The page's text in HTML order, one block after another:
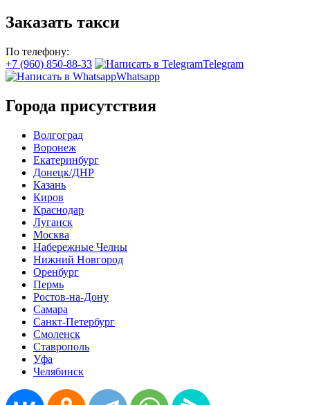
Заказать такси
По телефону:
+7 (960) 850-88-33
Telegram
Whatsapp
Города присутствия
Волгоград
Воронеж
Екатеринбург
Донецк/ДНР
Казань
Киров
Краснодар
Луганск
Москва
Набережные Челны
Нижний Новгород
Оренбург
Пермь
Ростов-на-Дону
Самара
Санкт-Петербург
Смоленск
Ставрополь
Уфа
Челябинск